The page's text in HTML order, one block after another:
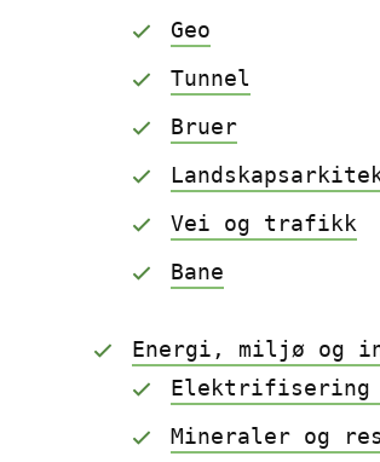
Geo
Tunnel
Bruer
Vei og trafikk
Bane
Energi, miljø og
Elektrifisering
Mineraler og